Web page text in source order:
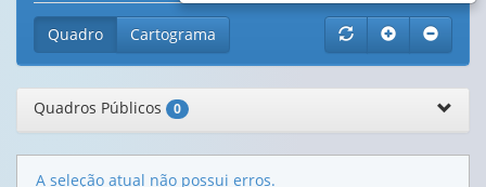
Quadro Cartograma
Quadros Públicos 0
A seleção atual não possui erros.